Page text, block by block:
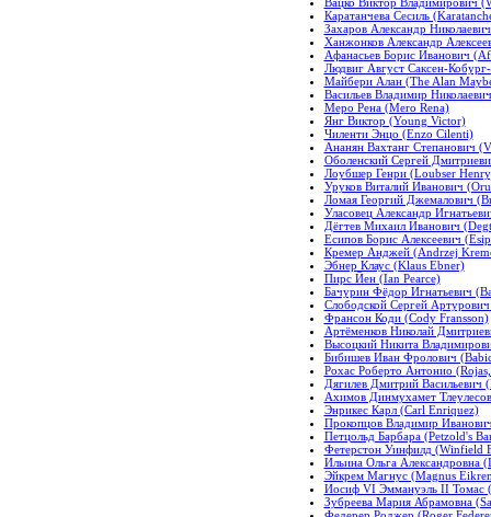
Каратанчева Сесиль
Захаров Александр
Ханжонков Александр
Афанасьев Борис Иванович
Людвиг Август Саксен-
Майбери Алан (The Alan
Васильев Владимир
Меро Рена (Mero Rena)
Янг Виктор (Young Victor)
Чиленти Энцо (Enzo Cilenti)
Ананян Вахтанг Степанович
Оболенский Сергей
Лоубшер Генри (Loubser
Уруков Виталий Иванович
Ломая Георгий Джемалович
Уласовец Александр
Дёгтев Михаил Иванович
Есипов Борис Алексеевич
Кремер Анджей (Andrzej
Эбнер Клаус (Klaus Ebner)
Пирс Йен (Ian Pearce)
Бачурин Фёдор Игнатьевич
Слободской Сергей
Франсон Коди (Cody Fransson)
Артёменков Николай
Высоцкий Никита
Бибишев Иван Фролович
Рохас Роберто Антонио
Дягилев Дмитрий
Ахимов Динмухамет
Энрикес Карл (Carl Enriquez)
Прокопцов Владимир
Петцольд Барбара (Petzold's
Фетерстон Уинфилд (Winfield
Ильина Ольга Александровна
Эйкрем Магнус (Magnus
Иосиф VI Эммануэль II Томас
Зубреева Мария Абрамовна